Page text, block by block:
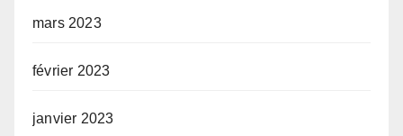
mars 2023
février 2023
janvier 2023